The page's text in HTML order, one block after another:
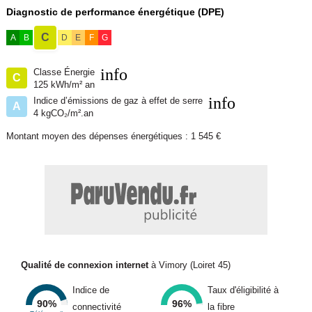
agent commercial BSK Immobilier MEGANE DECAEN (EI)
97943853800014.
Prix du bien : 345 000,00 euro
Les honoraires d'agence sont à la charge du vendeur.
Date de réalisation du diagnostic énergétique : 28/10/2024
Score GES : 4 kgepCO2/m²/an
Montant estimé des dépenses annuelles d'énergie pour un usage
Diagnostic de performance énergétique (DPE)
A B C D E F G
C
Classe Énergie
125 kWh/m² an
info
A
Indice d’émissions de gaz à effet de serre
4 kgCO₂/m².an
info
Montant moyen des dépenses énergétiques : 1 545 €
Qualité de connexion internetà Vimory (Loiret 45)
90%
Indice de
connectivité
96%
Taux d'éligibilité à
la fibre